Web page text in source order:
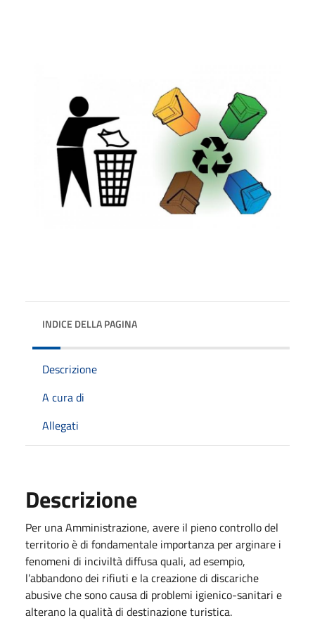
INDICE DELLA PAGINA
Descrizione
A cura di
Allegati
Descrizione
Per una Amministrazione, avere il pieno controllo del
territorio è di fondamentale importanza per arginare i
fenomeni di inciviltà diffusa quali, ad esempio,
l’abbandono dei rifiuti e la creazione di discariche
abusive che sono causa di problemi igienico-sanitari e
alterano la qualità di destinazione turistica.